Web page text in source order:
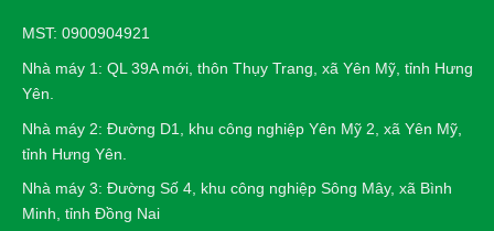
MST: 0900904921
Nhà máy 1: QL 39A mới, thôn Thụy Trang, xã Yên Mỹ, tỉnh Hưng
Yên.
Nhà máy 2: Đường D1, khu công nghiệp Yên Mỹ 2, xã Yên Mỹ,
tỉnh Hưng Yên.
Nhà máy 3: Đường Số 4, khu công nghiệp Sông Mây, xã Bình
Minh, tỉnh Đồng Nai